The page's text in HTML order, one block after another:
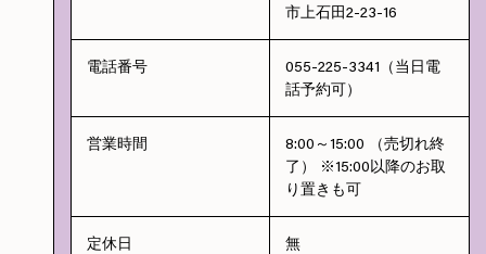
市上石田2-23-16
電話番号
055-225-3341（当日電
話予約可）
営業時間
8:00～15:00 （売切れ終
了） ※15:00以降のお取
り置きも可
定休日 無